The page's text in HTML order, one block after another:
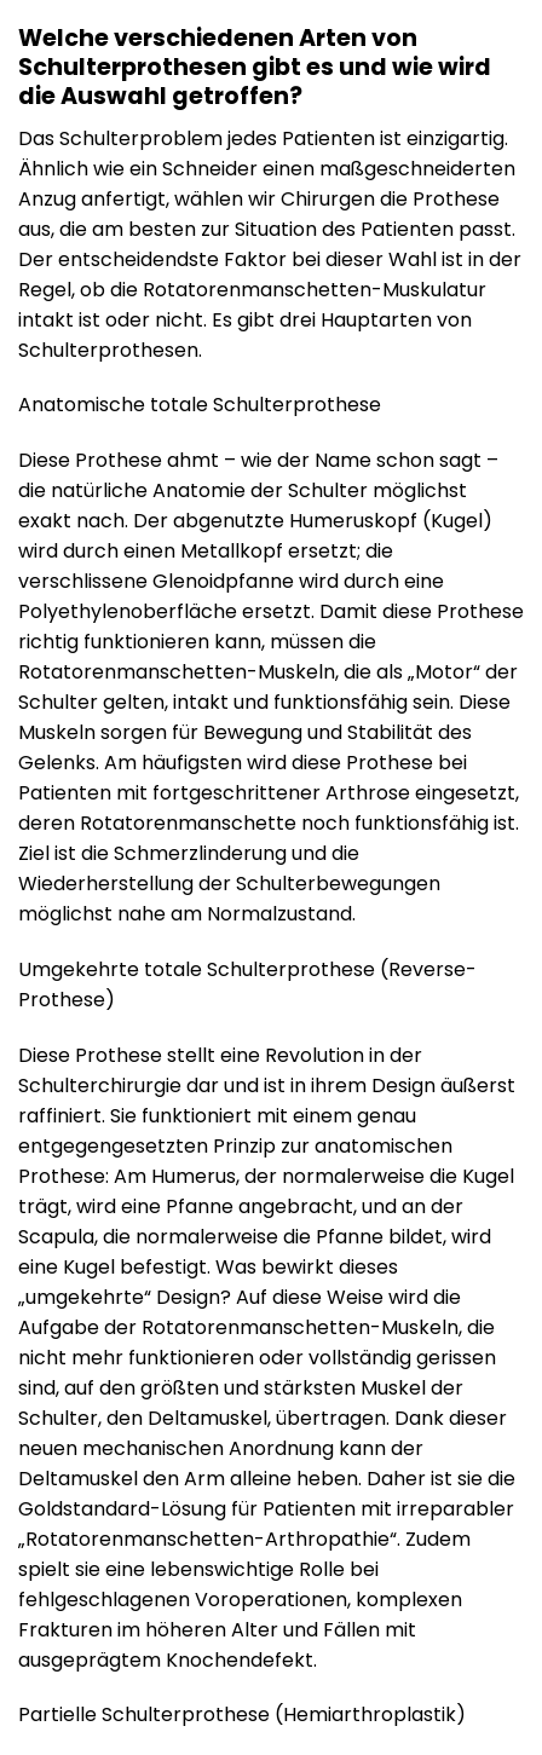
Welche verschiedenen Arten von
Schulterprothesen gibt es und wie wird
die Auswahl getroffen?
Das Schulterproblem jedes Patienten ist einzigartig.
Ähnlich wie ein Schneider einen maßgeschneiderten
Anzug anfertigt, wählen wir Chirurgen die Prothese
aus, die am besten zur Situation des Patienten passt.
Der entscheidendste Faktor bei dieser Wahl ist in der
Regel, ob die Rotatorenmanschetten-Muskulatur
intakt ist oder nicht. Es gibt drei Hauptarten von
Schulterprothesen.
Anatomische totale Schulterprothese
Diese Prothese ahmt – wie der Name schon sagt –
die natürliche Anatomie der Schulter möglichst
exakt nach. Der abgenutzte Humeruskopf (Kugel)
wird durch einen Metallkopf ersetzt; die
verschlissene Glenoidpfanne wird durch eine
Polyethylenoberfläche ersetzt. Damit diese Prothese
richtig funktionieren kann, müssen die
Rotatorenmanschetten-Muskeln, die als „Motor“ der
Schulter gelten, intakt und funktionsfähig sein. Diese
Muskeln sorgen für Bewegung und Stabilität des
Gelenks. Am häufigsten wird diese Prothese bei
Patienten mit fortgeschrittener Arthrose eingesetzt,
deren Rotatorenmanschette noch funktionsfähig ist.
Ziel ist die Schmerzlinderung und die
Wiederherstellung der Schulterbewegungen
möglichst nahe am Normalzustand.
Umgekehrte totale Schulterprothese (Reverse-
Prothese)
Diese Prothese stellt eine Revolution in der
Schulterchirurgie dar und ist in ihrem Design äußerst
raffiniert. Sie funktioniert mit einem genau
entgegengesetzten Prinzip zur anatomischen
Prothese: Am Humerus, der normalerweise die Kugel
trägt, wird eine Pfanne angebracht, und an der
Scapula, die normalerweise die Pfanne bildet, wird
eine Kugel befestigt. Was bewirkt dieses
„umgekehrte“ Design? Auf diese Weise wird die
Aufgabe der Rotatorenmanschetten-Muskeln, die
nicht mehr funktionieren oder vollständig gerissen
sind, auf den größten und stärksten Muskel der
Schulter, den Deltamuskel, übertragen. Dank dieser
neuen mechanischen Anordnung kann der
Deltamuskel den Arm alleine heben. Daher ist sie die
Goldstandard-Lösung für Patienten mit irreparabler
„Rotatorenmanschetten-Arthropathie“. Zudem
spielt sie eine lebenswichtige Rolle bei
fehlgeschlagenen Voroperationen, komplexen
Frakturen im höheren Alter und Fällen mit
ausgeprägtem Knochendefekt.
Partielle Schulterprothese (Hemiarthroplastik)